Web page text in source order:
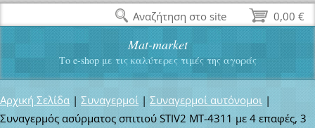
Mat-market
Το e-shop με τις καλύτερες τιμές της αγοράς
Αρχική Σελίδα | Συναγερμοί | Συναγερμοί αυτόνομοι |
Συναγερμός ασύρματος σπιτιού STIV2 MT-4311 με 4 επαφές, 3
0,00 €
Αναζήτηση στο site